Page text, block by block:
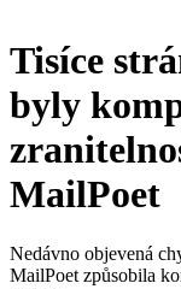
Tisíce
byly
MailPoet
Nedávno objevená
MailPoet způsobila